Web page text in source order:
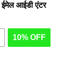
आईडी एंटर
10% OFF